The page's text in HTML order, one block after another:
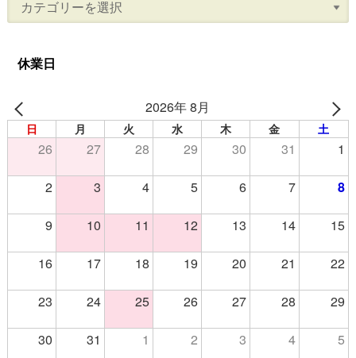
休業日
2026年 8月
日 月 火 水 木 金 土
26 27 28 29 30 31 1
2 3 4 5 6 7 8
9 10 11 12 13 14 15
16 17 18 19 20 21 22
23 24 25 26 27 28 29
30 31 1 2 3 4 5